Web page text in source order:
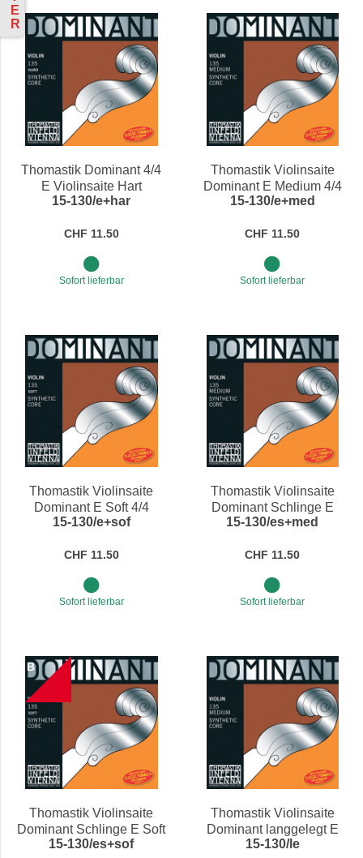
E
R
Thomastik Dominant 4/4
E Violinsaite Hart
15-130/e+har
CHF 11.50
Sofort lieferbar
Thomastik Violinsaite
Dominant E Medium 4/4
15-130/e+med
CHF 11.50
Sofort lieferbar
Thomastik Violinsaite
Dominant E Soft 4/4
15-130/e+sof
CHF 11.50
Sofort lieferbar
Thomastik Violinsaite
Dominant Schlinge E
Medium 4/4
15-130/es+med
CHF 11.50
Sofort lieferbar
B
Thomastik Violinsaite
Dominant Schlinge E Soft
4/4
15-130/es+sof
Thomastik Violinsaite
Dominant langgelegt E
Medium 4/4
15-130/le